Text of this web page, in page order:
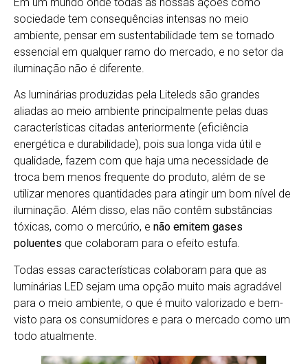
sociedade tem consequências intensas no meio
ambiente, pensar em sustentabilidade tem se tornado
essencial em qualquer ramo do mercado, e no setor da
iluminação não é diferente.
As luminárias produzidas pela Liteleds são grandes
aliadas ao meio ambiente principalmente pelas duas
características citadas anteriormente (eficiência
energética e durabilidade), pois sua longa vida útil e
qualidade, fazem com que haja uma necessidade de
troca bem menos frequente do produto, além de se
utilizar menores quantidades para atingir um bom nível de
iluminação. Além disso, elas não contêm substâncias
tóxicas, como o mercúrio, e não emitem gases
poluentes que colaboram para o efeito estufa.
Todas essas características colaboram para que as
luminárias LED sejam uma opção muito mais agradável
para o meio ambiente, o que é muito valorizado e bem-
visto para os consumidores e para o mercado como um
todo atualmente.